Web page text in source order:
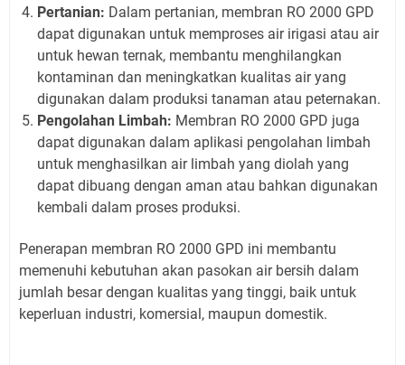
Pertanian: Dalam pertanian, membran RO 2000 GPD
dapat digunakan untuk memproses air irigasi atau air
untuk hewan ternak, membantu menghilangkan
kontaminan dan meningkatkan kualitas air yang
digunakan dalam produksi tanaman atau peternakan.
Pengolahan Limbah: Membran RO 2000 GPD juga
dapat digunakan dalam aplikasi pengolahan limbah
untuk menghasilkan air limbah yang diolah yang
dapat dibuang dengan aman atau bahkan digunakan
kembali dalam proses produksi.
Penerapan membran RO 2000 GPD ini membantu
memenuhi kebutuhan akan pasokan air bersih dalam
jumlah besar dengan kualitas yang tinggi, baik untuk
keperluan industri, komersial, maupun domestik.